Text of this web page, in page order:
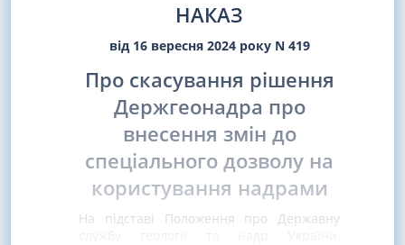
НАКАЗ
від 16 вересня 2024 року N 419
Про скасування рішення
Держгеонадра про
внесення змін до
спеціального дозволу на
користування надрами
На підставі Положення про Державну